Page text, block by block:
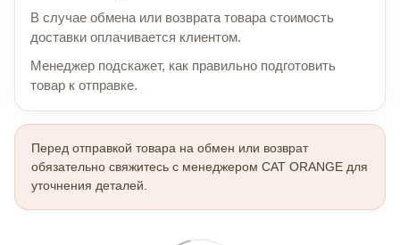
В случае обмена или возврата товара стоимость
доставки оплачивается клиентом.
Менеджер подскажет, как правильно подготовить
товар к отправке.
Перед отправкой товара на обмен или возврат
обязательно свяжитесь с менеджером CAT ORANGE для
уточнения деталей.